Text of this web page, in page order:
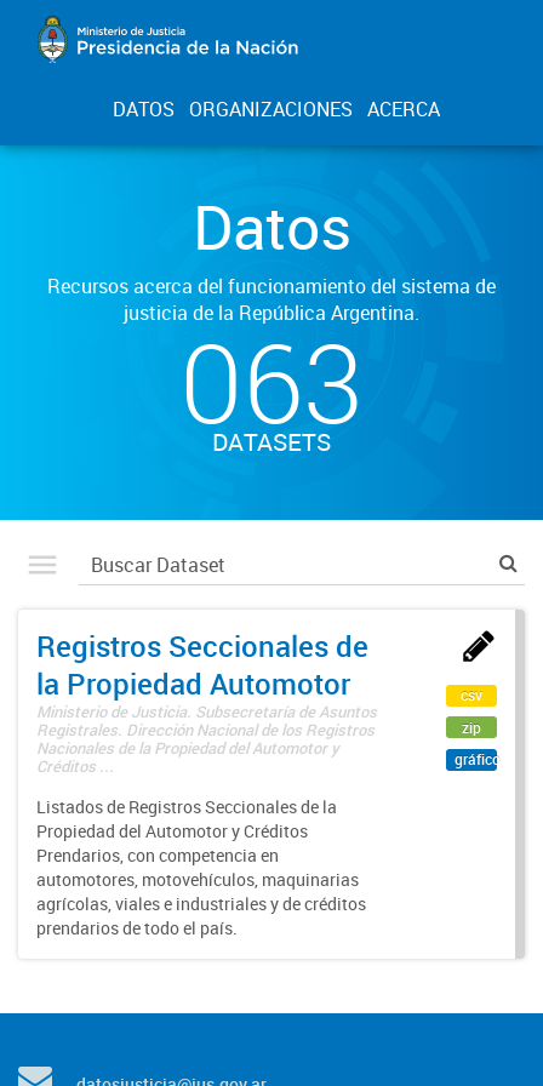
DATOS ORGANIZACIONES ACERCA
Datos
Recursos acerca del funcionamiento del sistema de
justicia de la República Argentina.
063
DATASETS
Registros Seccionales de
la Propiedad Automotor
Ministerio de Justicia. Subsecretaría de Asuntos
Registrales. Dirección Nacional de los Registros
Nacionales de la Propiedad del Automotor y
Créditos ...
Listados de Registros Seccionales de la
Propiedad del Automotor y Créditos
Prendarios, con competencia en
automotores, motovehículos, maquinarias
agrícolas, viales e industriales y de créditos
prendarios de todo el país.
csv
zip
gráfico